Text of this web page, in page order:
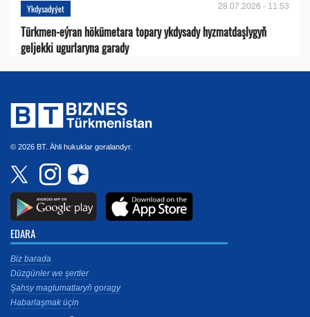
Ykdysadyýet 28.07.2026 - 11:53
Türkmen-eýran hökümetara topary ykdysady hyzmatdaşlygyň
geljekki ugurlaryna garady
© 2026 BT. Ähli hukuklar goralandyr.
EDARA
Biz barada
Düzgünler we şertler
Şahsy maglumatlaryň goragy
Habarlaşmak üçin